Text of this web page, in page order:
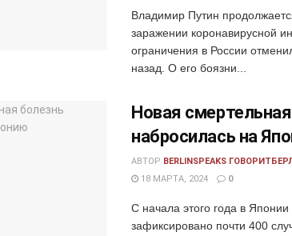
Владимир Путин
заражении коронавирусной
ограничения в России
назад. О его боязни...
Новая
набросилась на
АВТОР BERLINSPEAKS
18 МАРТА, 2024
0
С начала этого года в
зафиксировано почти 400